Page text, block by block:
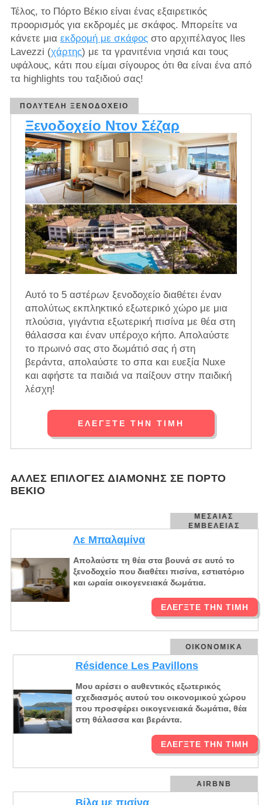
Τέλος, το Πόρτο Βέκιο είναι ένας εξαιρετικός
προορισμός για εκδρομές με σκάφος. Μπορείτε να
κάνετε μια εκδρομή με σκάφος στο αρχιπέλαγος Iles
Lavezzi (χάρτης) με τα γρανιτένια νησιά και τους
υφάλους, κάτι που είμαι σίγουρος ότι θα είναι ένα από
τα highlights του ταξιδιού σας!
ΠΟΛΥΤΕΛΉ ΞΕΝΟΔΟΧΕΊΟ
Ξενοδοχείο Ντον Σέζαρ
Αυτό το 5 αστέρων ξενοδοχείο διαθέτει έναν
απολύτως εκπληκτικό εξωτερικό χώρο με μια
πλούσια, γιγάντια εξωτερική πισίνα με θέα στη
θάλασσα και έναν υπέροχο κήπο. Απολαύστε
το πρωινό σας στο δωμάτιό σας ή στη
βεράντα, απολαύστε το σπα και ευεξία Nuxe
και αφήστε τα παιδιά να παίξουν στην παιδική
λέσχη!
ΕΛΈΓΞΤΕ ΤΗΝ ΤΙΜΉ
ΆΛΛΕΣ ΕΠΙΛΟΓΈΣ ΔΙΑΜΟΝΉΣ ΣΕ ΠΌΡΤΟ
ΒΈΚΙΟ
ΜΕΣΑΊΑΣ
ΕΜΒΈΛΕΙΑΣ
Λε Μπαλαμίνα
Απολαύστε τη θέα στα βουνά σε αυτό το
ξενοδοχείο που διαθέτει πισίνα, εστιατόριο
και ωραία οικογενειακά δωμάτια.
ΕΛΈΓΞΤΕ ΤΗΝ ΤΙΜΉ
ΟΙΚΟΝΟΜΙΚΆ
Résidence Les Pavillons
Μου αρέσει ο αυθεντικός εξωτερικός
σχεδιασμός αυτού του οικονομικού χώρου
που προσφέρει οικογενειακά δωμάτια, θέα
στη θάλασσα και βεράντα.
ΕΛΈΓΞΤΕ ΤΗΝ ΤΙΜΉ
AIRBNB